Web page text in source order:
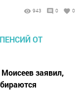
943 0 0
заявил,